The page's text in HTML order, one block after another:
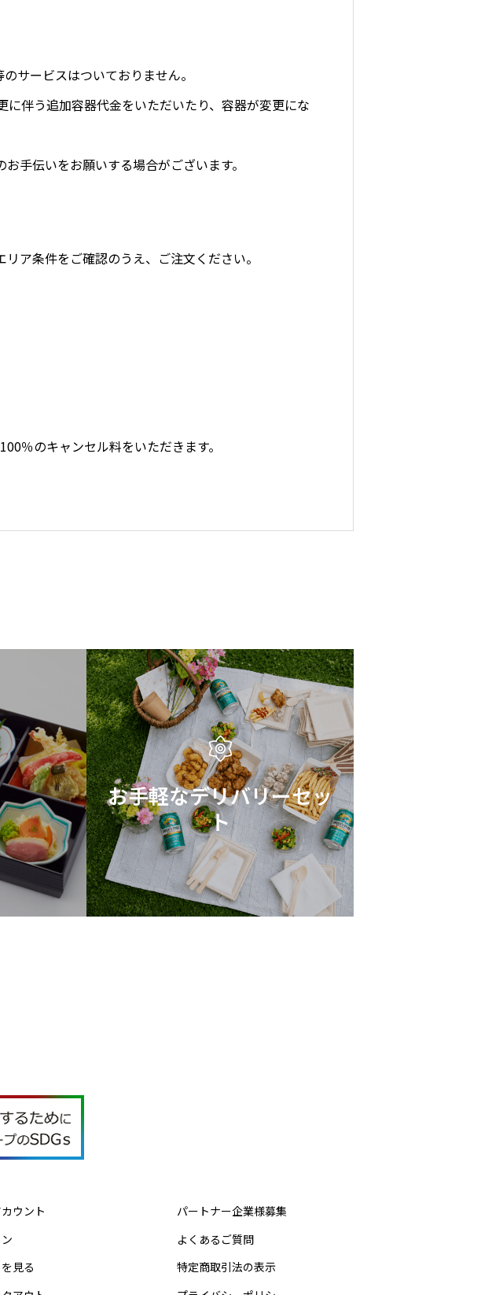
個
サービスはついておりません。
伴う追加容器代金をいただいたり、容器が変更にな
手伝いをお願いする場合がございます。
リア条件をご確認のうえ、ご注文ください。
％のキャンセル料をいただきます。
お手軽なデリバリーセッ
ト
ウント
見る
パートナー企業様募集
よくあるご質問
特定商取引法の表示